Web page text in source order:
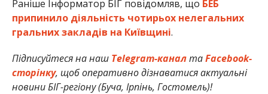
Раніше Інформатор БІГ повідомляв, що БЕБ
припинило діяльність чотирьох нелегальних
гральних закладів на Київщині.
Підписуйтеся на наш Telegram-канал таFacebook-
сторінку, щоб оперативно дізнаватися актуальні
новини БІГ-регіону (Буча, Ірпінь, Гостомель)!